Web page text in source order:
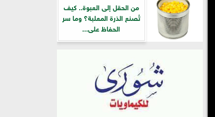
من الحقل إلى العبوة.. كيف
تُصنع الذرة المعلبة؟ وما سر
الحفاظ على...